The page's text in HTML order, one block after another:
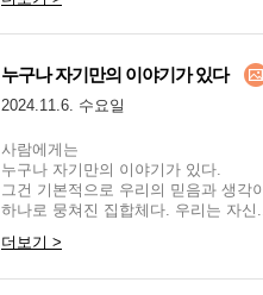
누구나 자기만의 이야기가 있다
2024.11.6. 수요일
사람에게는
누구나 자기만의 이야기가 있다.
그건 기본적으로 우리의 믿음과 생각
하나로 뭉쳐진 집합체다. 우리는 자신
더보기 >